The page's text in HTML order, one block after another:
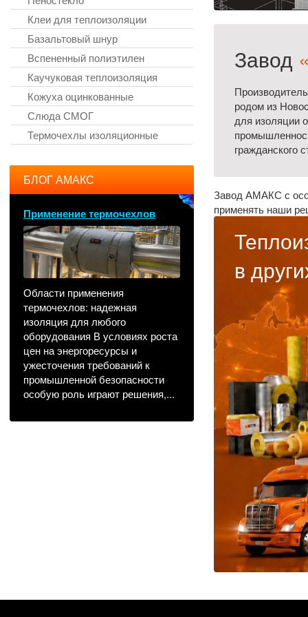
Завод
родом из
для изоляции
гражданского
Завод АМАКС с
применять наши
в
Клеи для теплоизоляции
Базальтовый шнур
Вспененный полиэтилен
Каучуковая теплоизоляция
Кожуха оцинкованные
Слюда СМОГ
Термочехлы изоляционные
БЛОГ АМАКС
Применение термочехлов
Области применения
термочехлов: надежная
изоляция для любого
оборудования В условиях роста
цен на энергоресурсы и
ужесточения требований к
промышленной безопасности
особую роль играют решения,...